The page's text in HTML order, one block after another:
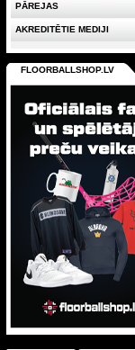
PĀREJAS
AKREDITĒTIE MEDIJI
FLOORBALLSHOP.LV